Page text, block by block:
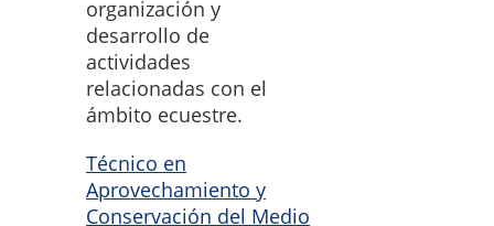
organización y
desarrollo de
actividades
relacionadas con el
ámbito ecuestre.
Técnico en
Aprovechamiento y
Conservación del Medio